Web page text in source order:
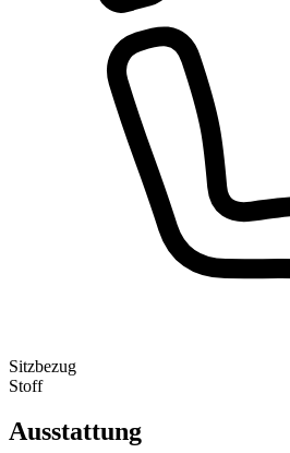
Sitzbezug
Stoff
Ausstattung